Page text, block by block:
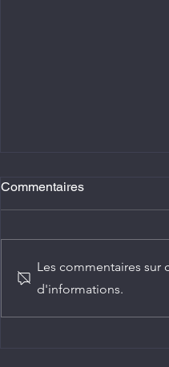
Commentaires
Les commentaires
d'informations.